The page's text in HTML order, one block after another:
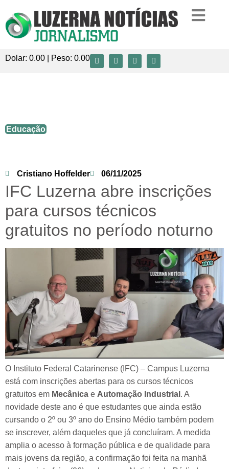
Dolar: 0.00 | Peso: 0.00
Educação
Cristiano Hoffelder 06/11/2025
IFC Luzerna abre inscrições
para cursos técnicos
gratuitos no período noturno
O Instituto Federal Catarinense (IFC) – Campus Luzerna
está com inscrições abertas para os cursos técnicos
gratuitos em Mecânica e Automação Industrial . A
novidade deste ano é que estudantes que ainda estão
cursando o 2º ou 3º ano do Ensino Médio também podem
se inscrever, além daqueles que já concluíram. A medida
amplia o acesso à formação pública e de qualidade para
mais jovens da região, a confirmação foi feita na manhã